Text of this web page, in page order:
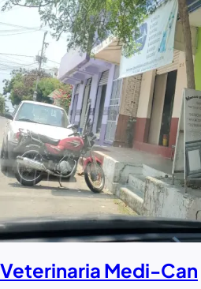
Veterinaria Medi-Can